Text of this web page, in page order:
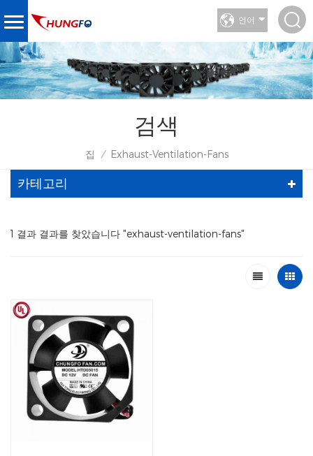
언어
검색
집 / Exhaust-Ventilation-Fans
카테고리
1 결과 결과를 찾았습니다 "exhaust-ventilation-fans"